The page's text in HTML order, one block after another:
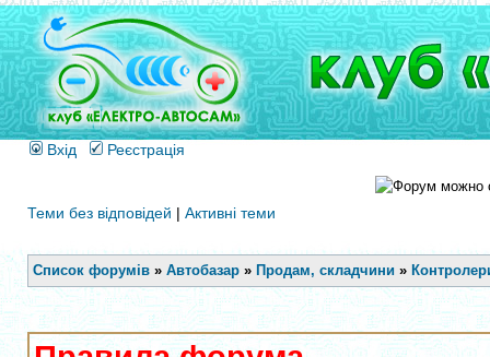
Вхід Реєстрація
Теми без відповідей | Активні теми
Список форумів » Автобазар » Продам, складчини »